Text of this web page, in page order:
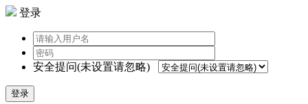
登录
安全提问(未设置请忽略)
登录